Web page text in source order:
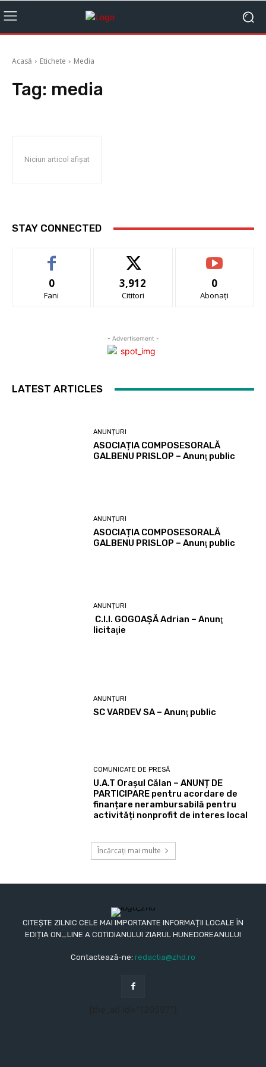
Acasă Etichete Media
Tag: media
Niciun articol afișat
STAY CONNECTED
0
Fani
3,912
Cititori
0
Abonați
- Advertisement -
LATEST ARTICLES
ANUNȚURI
ASOCIAȚIA COMPOSESORALĂ
GALBENU PRISLOP – Anunţ public
ANUNȚURI
ASOCIAȚIA COMPOSESORALĂ
GALBENU PRISLOP – Anunţ public
ANUNȚURI
C.I.I. GOGOAŞĂ Adrian – Anunţ
licitaţie
ANUNȚURI
SC VARDEV SA – Anunţ public
COMUNICATE DE PRESĂ
U.A.T Orașul Călan – ANUNȚ DE
PARTICIPARE pentru acordare de
finanțare nerambursabilă pentru
activități nonprofit de interes local
Încărcați mai multe
CITEȘTE ZILNIC CELE MAI IMPORTANTE INFORMAȚII LOCALE ÎN
EDIȚIA ON_LINE A COTIDIANULUI ZIARUL HUNEDOREANULUI
Contactează-ne: redactia@zhd.ro